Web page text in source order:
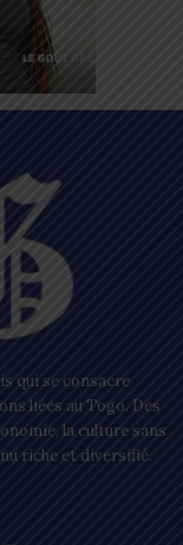
qui se consacre
liées au Togo. Des
la culture sans
riche et diversifié.